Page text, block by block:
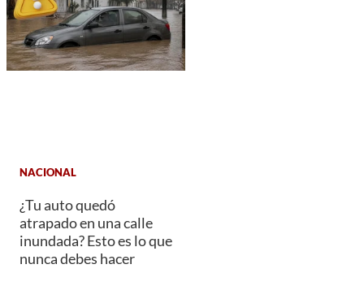
NACIONAL
¿Tu auto quedó
atrapado en una calle
inundada? Esto es lo que
nunca debes hacer